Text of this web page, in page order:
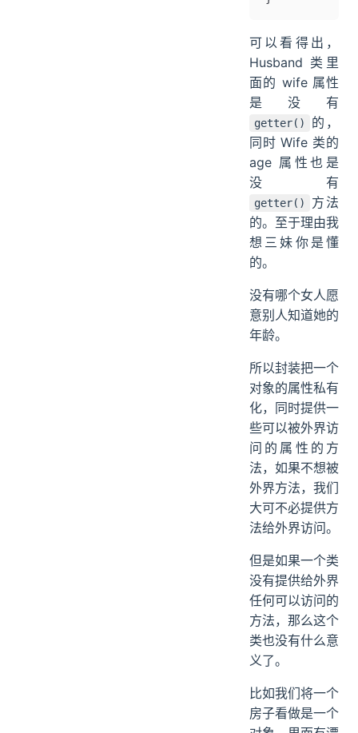
可以看得出，
Husband 类里
面的 wife 属性
是没有
getter()
的，
同时 Wife 类的
age 属性也是
没有
getter()
方法
的。至于理由我
想三妹你是懂
的。
没有哪个女人愿
意别人知道她的
年龄。
所以封装把一个
对象的属性私有
化，同时提供一
些可以被外界访
问的属性的方
法，如果不想被
外界方法，我们
大可不必提供方
法给外界访问。
但是如果一个类
没有提供给外界
任何可以访问的
方法，那么这个
类也没有什么意
义了。
比如我们将一个
房子看做是一个